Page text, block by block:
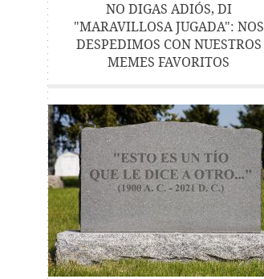
NO DIGAS ADIÓS, DI
"MARAVILLOSA JUGADA": NOS
DESPEDIMOS CON NUESTROS
MEMES FAVORITOS